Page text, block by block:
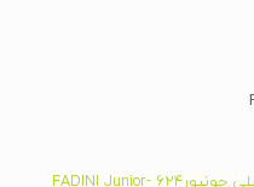
مشخصات مکانیکی درب برقی فادینی ریلی جونیور624 -FADINI Junior